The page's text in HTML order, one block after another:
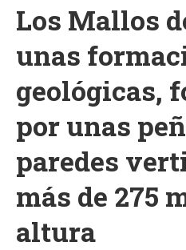
Los Mallos
unas
geológicas,
por unas
paredes
más de 275
altura